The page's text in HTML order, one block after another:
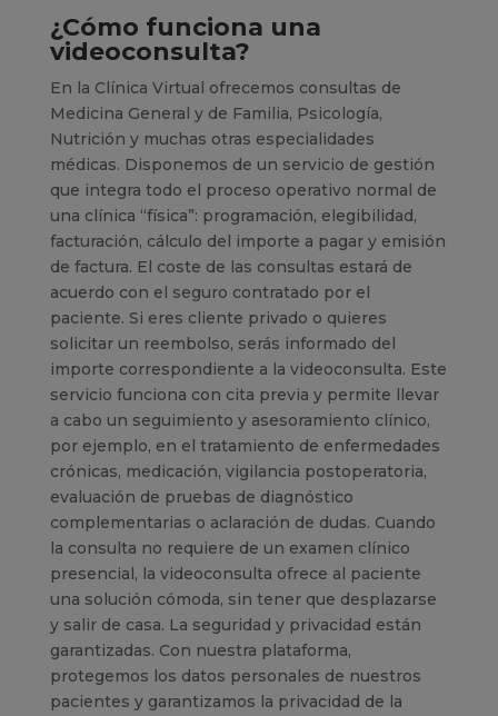
¿Cómo funciona una
videoconsulta?
En la Clínica Virtual ofrecemos consultas de
Medicina General y de Familia, Psicología,
Nutrición y muchas otras especialidades
médicas. Disponemos de un servicio de gestión
que integra todo el proceso operativo normal de
una clínica “física”: programación, elegibilidad,
facturación, cálculo del importe a pagar y emisión
de factura. El coste de las consultas estará de
acuerdo con el seguro contratado por el
paciente. Si eres cliente privado o quieres
solicitar un reembolso, serás informado del
importe correspondiente a la videoconsulta. Este
servicio funciona con cita previa y permite llevar
a cabo un seguimiento y asesoramiento clínico,
por ejemplo, en el tratamiento de enfermedades
crónicas, medicación, vigilancia postoperatoria,
evaluación de pruebas de diagnóstico
complementarias o aclaración de dudas. Cuando
la consulta no requiere de un examen clínico
presencial, la videoconsulta ofrece al paciente
una solución cómoda, sin tener que desplazarse
y salir de casa. La seguridad y privacidad están
garantizadas. Con nuestra plataforma,
protegemos los datos personales de nuestros
pacientes y garantizamos la privacidad de la